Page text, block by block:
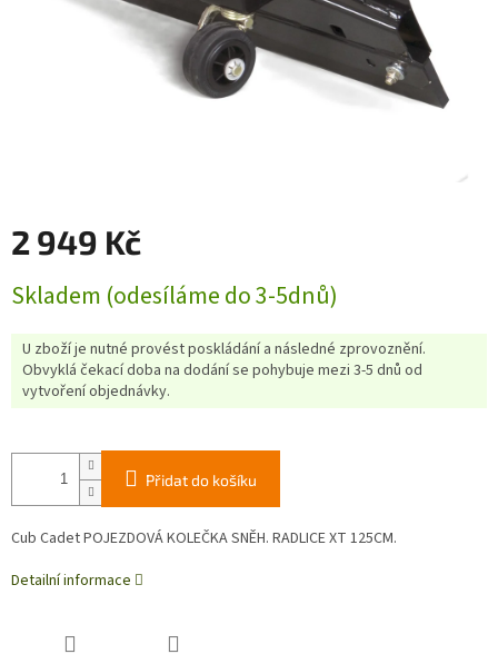
2 949 Kč
cena:
Skladem (odesíláme do 3-5dnů)
U zboží je nutné provést poskládání a následné zprovoznění.
Obvyklá čekací doba na dodání se pohybuje mezi 3-5 dnů od
vytvoření objednávky.
Přidat do košíku
Cub Cadet POJEZDOVÁ KOLEČKA SNĚH. RADLICE XT 125CM.
Detailní informace